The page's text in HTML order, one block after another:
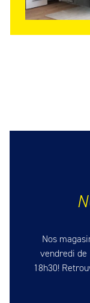
Nos
vendredi de
18h30!